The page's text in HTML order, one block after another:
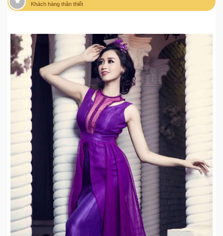
Khách hàng thân thiết